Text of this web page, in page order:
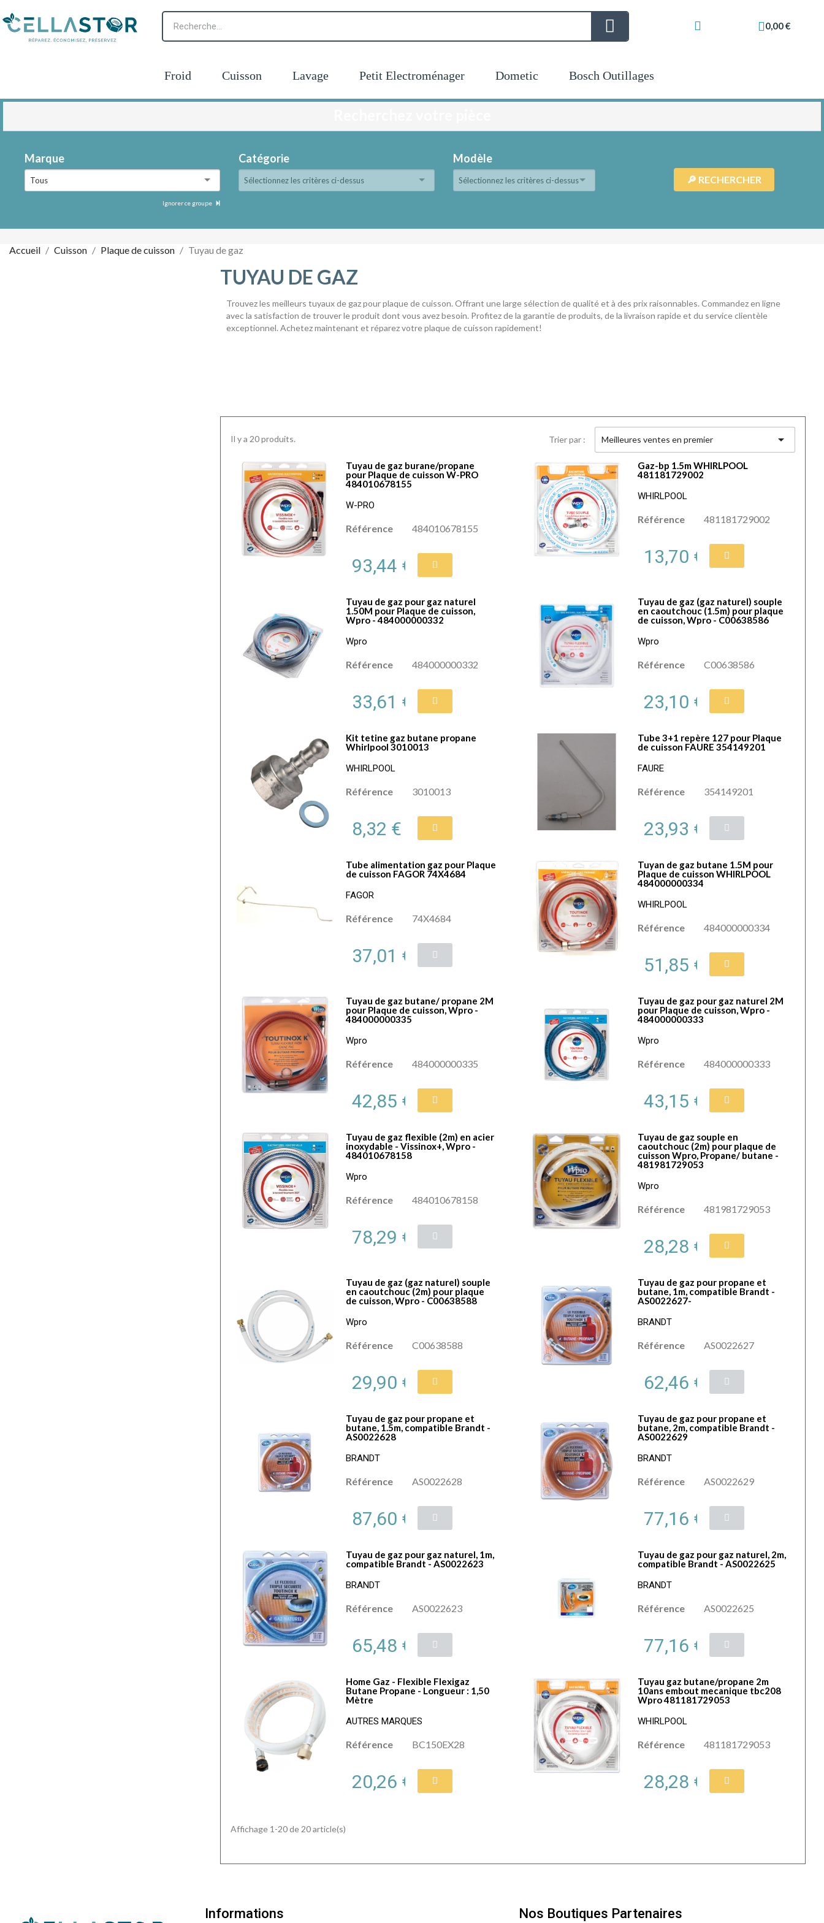
0,00 €
Froid Cuisson Lavage Petit Electroménager Dometic Bosch Outillages
Marque
Tous
Ignorer ce groupe
Catégorie
Sélectionnez les critères ci-dessus
Modèle
Sélectionnez les critères ci-dessus
Accueil Cuisson Plaque de cuisson Tuyau de gaz
TUYAU DE GAZ
Trouvez les meilleurs tuyaux de gaz pour plaque de cuisson. Offrant une large sélection de qualité et à des prix raisonnables. Commandez en ligne
avec la satisfaction de trouver le produit dont vous avez besoin. Profitez de la garantie de produits, de la livraison rapide et du service clientèle
exceptionnel. Achetez maintenant et réparez votre plaque de cuisson rapidement!
Il y a 20 produits. Trier par : Meilleures ventes en premier 
Tuyau de gaz burane/propane
pour Plaque de cuisson W-PRO
484010678155
W-PRO
Référence 484010678155
93,44 €
Gaz-bp 1.5m WHIRLPOOL
481181729002
WHIRLPOOL
Référence 481181729002
13,70 €
Tuyau de gaz pour gaz naturel
1.50M pour Plaque de cuisson,
Wpro - 484000000332
Wpro
Référence 484000000332
33,61 €
Tuyau de gaz (gaz naturel) souple
en caoutchouc (1.5m) pour plaque
de cuisson, Wpro - C00638586
Wpro
Référence C00638586
23,10 €
Kit tetine gaz butane propane
Whirlpool 3010013
WHIRLPOOL
Référence 3010013
8,32 €
Tube 3+1 repère 127 pour Plaque
de cuisson FAURE 354149201
FAURE
Référence 354149201
23,93 €
Tube alimentation gaz pour Plaque
de cuisson FAGOR 74X4684
FAGOR
Référence 74X4684
37,01 €
Tuyan de gaz butane 1.5M pour
Plaque de cuisson WHIRLPOOL
484000000334
WHIRLPOOL
Référence 484000000334
51,85 €
Tuyau de gaz butane/ propane 2M
pour Plaque de cuisson, Wpro -
484000000335
Wpro
Référence 484000000335
42,85 €
Tuyau de gaz pour gaz naturel 2M
pour Plaque de cuisson, Wpro -
484000000333
Wpro
Référence 484000000333
43,15 €
Tuyau de gaz flexible (2m) en acier
inoxydable - Vissinox+, Wpro -
484010678158
Wpro
Référence 484010678158
78,29 €
Tuyau de gaz souple en
caoutchouc (2m) pour plaque de
cuisson Wpro, Propane/ butane -
481981729053
Wpro
Référence 481981729053
28,28 €
Tuyau de gaz (gaz naturel) souple
en caoutchouc (2m) pour plaque
de cuisson, Wpro - C00638588
Wpro
Référence C00638588
29,90 €
Tuyau de gaz pour propane et
butane, 1m, compatible Brandt -
AS0022627-
BRANDT
Référence AS0022627
62,46 €
Tuyau de gaz pour propane et
butane, 1.5m, compatible Brandt -
AS0022628
BRANDT
Référence AS0022628
87,60 €
Tuyau de gaz pour propane et
butane, 2m, compatible Brandt -
AS0022629
BRANDT
Référence AS0022629
77,16 €
Tuyau de gaz pour gaz naturel, 1m,
compatible Brandt - AS0022623
BRANDT
Référence AS0022623
65,48 €
Tuyau de gaz pour gaz naturel, 2m,
compatible Brandt - AS0022625
BRANDT
Référence AS0022625
77,16 €
Home Gaz - Flexible Flexigaz
Butane Propane - Longueur : 1,50
Mètre
AUTRES MARQUES
Référence BC150EX28
20,26 €
Tuyau gaz butane/propane 2m
10ans embout mecanique tbc208
Wpro 481181729053
WHIRLPOOL
Référence 481181729053
28,28 €
Affichage 1-20 de 20 article(s)
Informations Nos Boutiques Partenaires